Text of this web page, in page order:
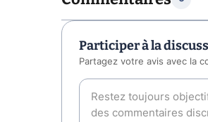
Participer à la
Partagez votre avis avec la